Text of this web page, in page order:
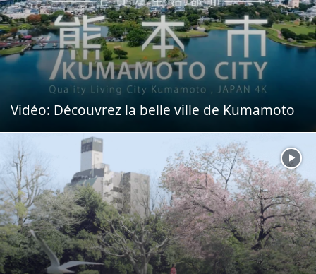
Vidéo: Découvrez la belle ville de Kumamoto